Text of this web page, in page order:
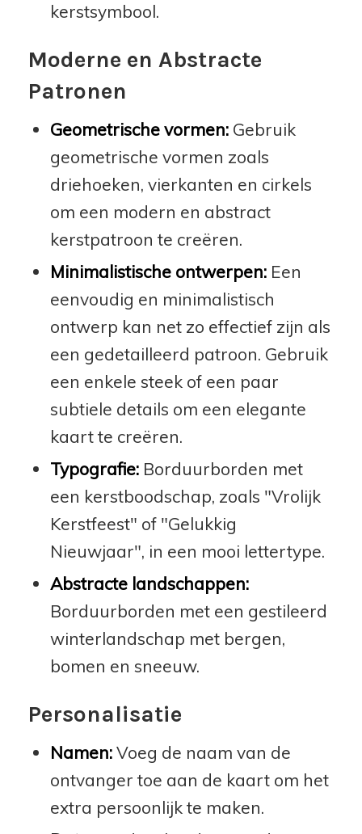
kerstsymbool.
Moderne en Abstracte
Patronen
Geometrische vormen:Gebruik
geometrische vormen zoals
driehoeken, vierkanten en cirkels
om een modern en abstract
kerstpatroon te creëren.
Minimalistische ontwerpen:Een
eenvoudig en minimalistisch
ontwerp kan net zo effectief zijn als
een gedetailleerd patroon. Gebruik
een enkele steek of een paar
subtiele details om een elegante
kaart te creëren.
Typografie:Borduurborden met
een kerstboodschap, zoals "Vrolijk
Kerstfeest" of "Gelukkig
Nieuwjaar", in een mooi lettertype.
Abstracte landschappen:
Borduurborden met een gestileerd
winterlandschap met bergen,
bomen en sneeuw.
Personalisatie
Namen:Voeg de naam van de
ontvanger toe aan de kaart om het
extra persoonlijk te maken.